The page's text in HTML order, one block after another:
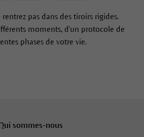
pas dans des tiroirs rigides.
moments, d'un protocole de
phases de votre vie.
sommes-nous